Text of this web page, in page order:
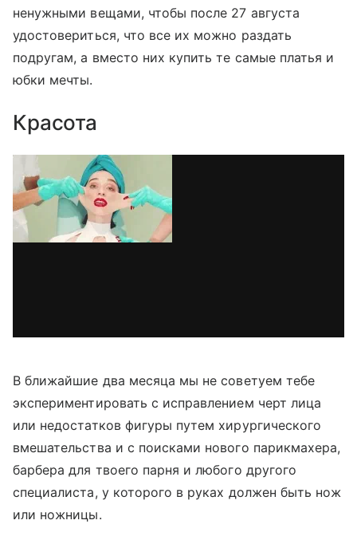
ненужными вещами, чтобы после 27 августа
удостовериться, что все их можно раздать
подругам, а вместо них купить те самые платья и
юбки мечты.
Красота
В ближайшие два месяца мы не советуем тебе
экспериментировать с исправлением черт лица
или недостатков фигуры путем хирургического
вмешательства и с поисками нового парикмахера,
барбера для твоего парня и любого другого
специалиста, у которого в руках должен быть нож
или ножницы.